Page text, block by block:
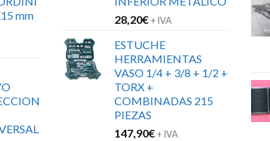
mm
28,20€+ IVA
ESTUCHE
HERRAMIENTAS
VASO 1/4 + 3/8 + 1/2 +
TORX +
COMBINADAS 215
PIEZAS
147,90€+ IVA